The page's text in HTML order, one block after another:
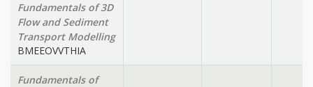
Fundamentals of 3D
Flow and Sediment
Transport Modelling
BMEEOVVTHIA
Fundamentals of